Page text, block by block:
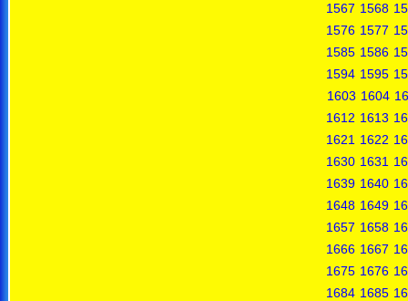
1567 1568
1576 1577
1585 1586
1594 1595
1603 1604
1612 1613
1621 1622
1630 1631
1639 1640
1648 1649
1657 1658
1666 1667
1675 1676
1684 1685